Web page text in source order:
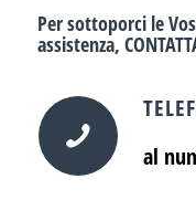
Per sottoporci le
assistenza,
al